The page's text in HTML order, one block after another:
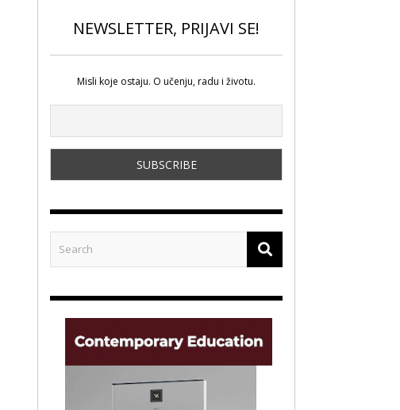
NEWSLETTER, PRIJAVI SE!
Misli koje ostaju. O učenju, radu i životu.